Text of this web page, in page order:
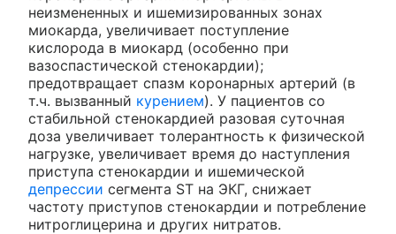
неизмененных и ишемизированных зонах
миокарда, увеличивает поступление
кислорода в миокард (особенно при
вазоспастической стенокардии);
предотвращает спазм коронарных артерий (в
т.ч. вызванный курением). У пациентов со
стабильной стенокардией разовая суточная
доза увеличивает толерантность к физической
нагрузке, увеличивает время до наступления
приступа стенокардии и ишемической
депрессии сегмента ST на ЭКГ, снижает
частоту приступов стенокардии и потребление
нитроглицерина и других нитратов.